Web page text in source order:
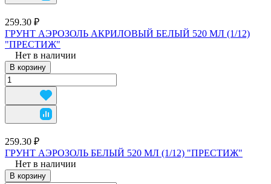
259.30 ₽
ГРУНТ АЭРОЗОЛЬ АКРИЛОВЫЙ БЕЛЫЙ 520 МЛ (1/12)
"ПРЕСТИЖ"
Нет в наличии
В корзину
259.30 ₽
ГРУНТ АЭРОЗОЛЬ БЕЛЫЙ 520 МЛ (1/12) "ПРЕСТИЖ"
Нет в наличии
В корзину